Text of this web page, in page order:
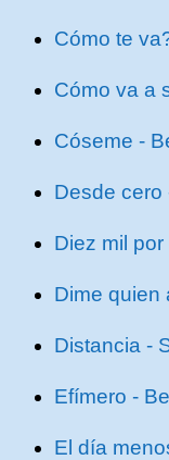
Cómo te
Cómo va a
Cóseme -
Desde cero
Diez mil
Dime quien
Distancia -
Efímero -
El día